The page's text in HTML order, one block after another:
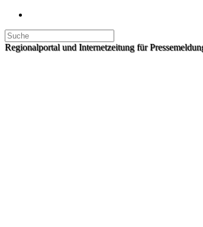
Regionalportal und Internetzeitung für